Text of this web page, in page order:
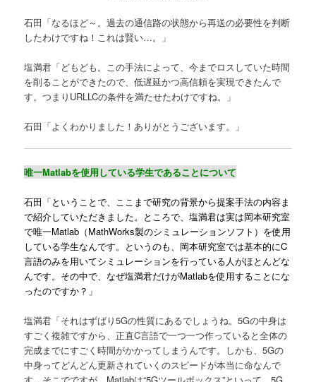
石田「なるほど～。過去の通信路の状態から再送の必要性を判断
したわけですね！これは賢い…。」
塩満君「どもども。この手法によって、今までロスしていた時間
を削ることができたので、低遅延かつ高信頼を実現できたんで
す。つまりURLLCの条件を満たせたわけですね。」
石田「よくわかりました！ありがとうございます。」
唯一Matlabを使用している学生であることについて
石田「ということで、ここまで研究の背景から提案手法の内容ま
で紹介していただきました。ところで、塩満君は実は岡本研究室
で唯一Matlab（MathWorks製のシミュレーションソフト）を使用
している学生なんです。というのも、岡本研究室では基本的にC
言語のみを用いてシミュレーションを行っている人がほとんどな
んです。その中で、なぜ塩満君だけがMatlabを使用することにな
ったのですか？」
塩満君「それはずばり5Gの性質にあるでしょうね。5Gの中身は
すごく複雑ですから、正直C言語で一つ一つ作っていると全体の
完成までにすごく時間がかかってしまうんです。しかも、5Gの
中身ってどんどん更新されていくのスピードが本当に命なんで